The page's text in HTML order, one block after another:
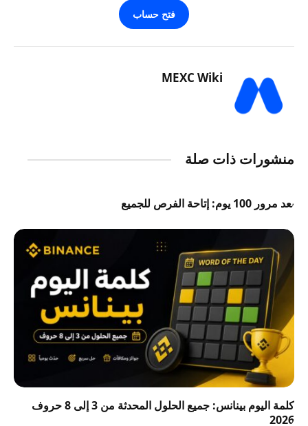
فتح حساب
MEXC Wiki
منشورات ذات صلة
بعد مرور 100 يوم: إتاحة الفرص للجميع
كلمة اليوم بينانس: جميع الحلول المحدثة من 3 إلى 8 حروف
2026